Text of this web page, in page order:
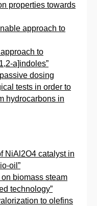
properties towards
approach to
to
a]indoles”
dosing
tests in order to
hydrocarbons in
NiAl2O4 catalyst in
oil”
on biomass steam
technology”
to olefins